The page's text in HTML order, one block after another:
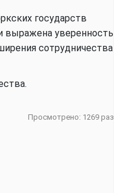
государств
выражена уверенность
сотрудничества
Просмотрено: 1269 раз